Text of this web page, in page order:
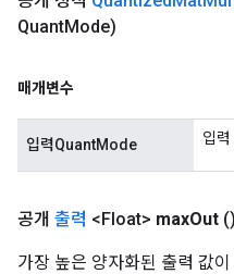
QuantMode)
매개변수
입력QuantMode 입
공개 출력 <Float> maxOut ()
가장 높은 양자화된 출력 값